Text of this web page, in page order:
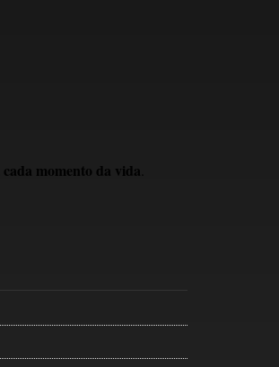
cada momento da vida